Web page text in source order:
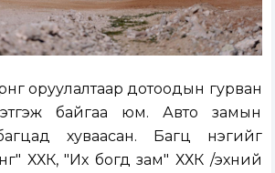
оруулалтаар дотоодын гурван
байгаа юм. Авто замын
хуваасан. Багц нэгийг
ХХК, "Их богд зам" ХХК /эхний